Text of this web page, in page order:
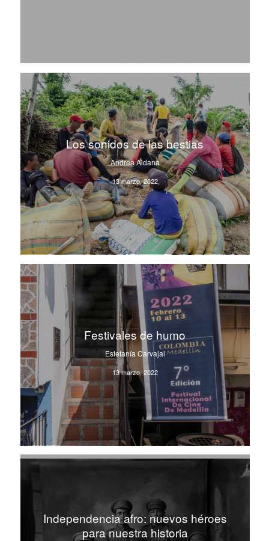
Los sonidos de las bestias
Andrea Aldana
13 marzo, 2022
Festivales de humo
Estefanía Carvajal
13 marzo, 2022
Independencia afro: nuevos héroes
para nuestra historia